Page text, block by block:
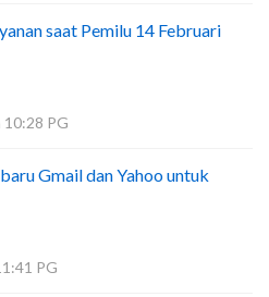
saat Pemilu 14 Februari
10:28 PG
Gmail dan Yahoo untuk
PG